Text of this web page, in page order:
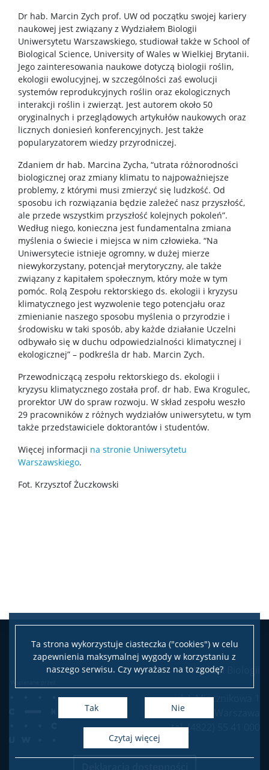
Ta strona wykorzystuje ciasteczka ("cookies") w celu
zapewnienia maksymalnej wygody w korzystaniu z
naszego serwisu. Czy wyrażasz na to zgodę?
Tak Nie
czytaj więcej
Spółki spin-off
KONTAKT
Dr hab. Marcin Zych prof. UW od początku swojej kariery
naukowej jest związany z Wydziałem Biologii
Uniwersytetu Warszawskiego, studiował także w School of
Biological Science, University of Wales w Wielkiej Brytanii.
Jego zainteresowania naukowe dotyczą biologii roślin,
ekologii ewolucyjnej, w szczególności zaś ewolucji
systemów reprodukcyjnych roślin oraz ekologicznych
interakcji roślin i zwierząt. Jest autorem około 50
oryginalnych i przeglądowych artykułów naukowych oraz
licznych doniesień konferencyjnych. Jest także
popularyzatorem wiedzy przyrodniczej.
Zdaniem dr hab. Marcina Zycha, “utrata różnorodności
biologicznej oraz zmiany klimatu to najpoważniejsze
problemy, z którymi musi zmierzyć się ludzkość. Od
sposobu ich rozwiązania będzie zależeć nasz przyszłość,
ale przede wszystkim przyszłość kolejnych pokoleń”.
Według niego, konieczna jest fundamentalna zmiana
myślenia o świecie i miejsca w nim człowieka. “Na
Uniwersytecie istnieje ogromny, w dużej mierze
niewykorzystany, potencjał merytoryczny, ale także
związany z kapitałem społecznym, który może w tym
pomóc. Rolą Zespołu rektorskiego ds. ekologii i kryzysu
klimatycznego jest wyzwolenie tego potencjału oraz
zmienianie naszego sposobu myślenia o przyrodzie i
środowisku w taki sposób, aby każde działanie Uczelni
odbywało się w duchu odpowiedzialności klimatycznej i
ekologicznej” – podkreśla dr hab. Marcin Zych.
Przewodniczącą zespołu rektorskiego ds. ekologii i
kryzysu klimatycznego została prof. dr hab. Ewa Krogulec,
prorektor UW do spraw rozwoju. W skład zespołu weszło
29 pracowników z różnych wydziałów uniwersytetu, w tym
także przedstawiciele doktorantów i studentów.
Więcej informacji na stronie Uniwersytetu
Warszawskiego.
Fot. Krzysztof Żuczkowski
Wydział Biologii
ul. I. Miecznikowa 1
02-096 Warszawa
tel. (4822) 55 41 000